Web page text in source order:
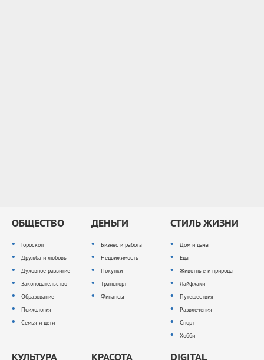
ОБЩЕСТВО
Гороскоп
Дружба и любовь
Духовное развитие
Законодательство
Образование
Психология
Семья и дети
ДЕНЬГИ
Бизнес и работа
Недвижимость
Покупки
Транспорт
Финансы
СТИЛЬ ЖИЗНИ
Дом и дача
Еда
Животные и природа
Лайфхаки
Путешествия
Развлечения
Спорт
Хобби
КУЛЬТУРА КРАСОТА DIGITAL